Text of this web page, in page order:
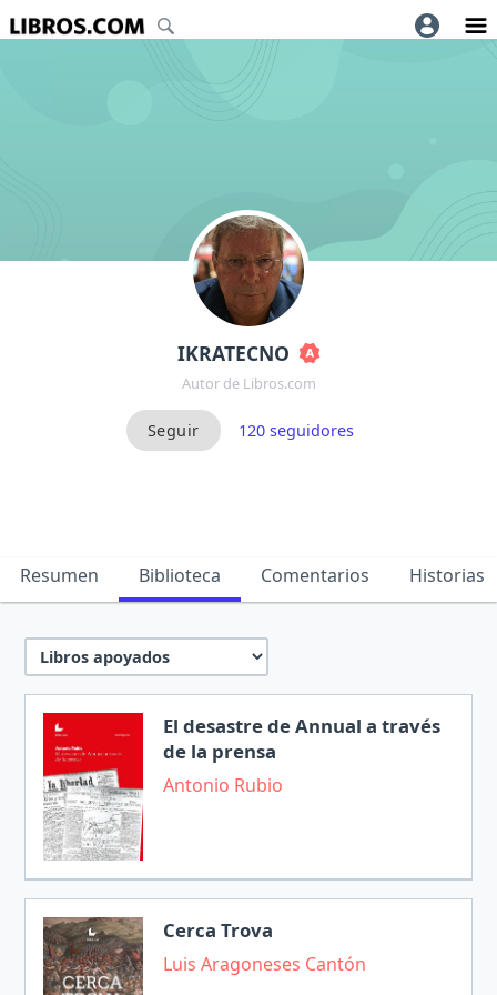
IKRATECNO
Autor de Libros.com
120seguidores
Resumen Biblioteca Comentarios Historias
El desastre de Annual a través
de la prensa
Antonio Rubio
Cerca Trova
Luis Aragoneses Cantón